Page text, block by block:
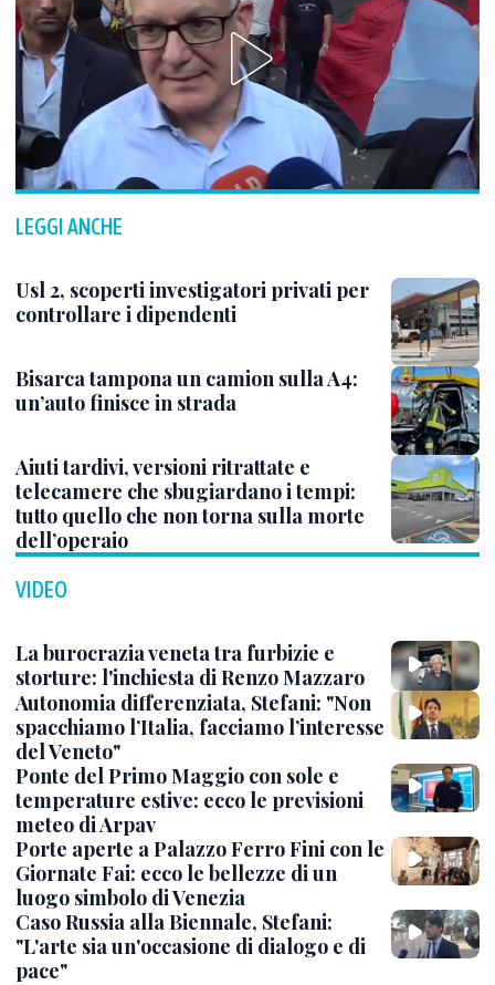
LEGGI ANCHE
Usl 2, scoperti investigatori privati per
controllare i dipendenti
Bisarca tampona un camion sulla A4:
un’auto finisce in strada
Aiuti tardivi, versioni ritrattate e
telecamere che sbugiardano i tempi:
tutto quello che non torna sulla morte
dell’operaio
VIDEO
La burocrazia veneta tra furbizie e
storture: l'inchiesta di Renzo Mazzaro
Autonomia differenziata, Stefani: "Non
spacchiamo l’Italia, facciamo l’interesse
del Veneto"
Ponte del Primo Maggio con sole e
temperature estive: ecco le previsioni
meteo di Arpav
Porte aperte a Palazzo Ferro Fini con le
Giornate Fai: ecco le bellezze di un
luogo simbolo di Venezia
Caso Russia alla Biennale, Stefani:
"L'arte sia un'occasione di dialogo e di
pace"